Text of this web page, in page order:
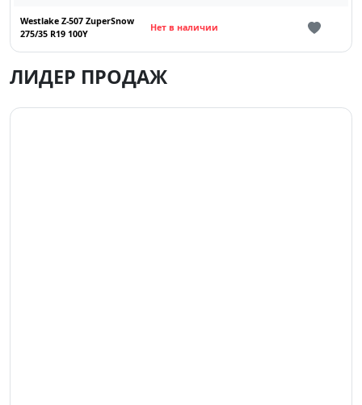
Westlake Z-507 ZuperSnow
275/35 R19 100Y
Нет в наличии
ЛИДЕР ПРОДАЖ